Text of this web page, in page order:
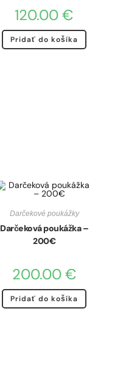
120.00€
Pridať do košíka
Darčekové poukážky
Darčeková poukážka –
200€
200.00€
Pridať do košíka